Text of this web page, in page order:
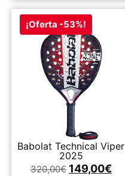
¡Oferta -53%!
Babolat Technical Viper
2025
320,00€ 149,00€